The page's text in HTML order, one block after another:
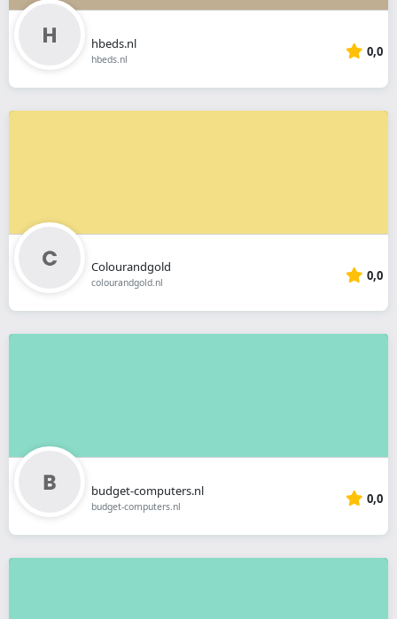
hbeds.nl
hbeds.nl 0,0
Colourandgold
colourandgold.nl 0,0
budget-computers.nl
budget-computers.nl 0,0